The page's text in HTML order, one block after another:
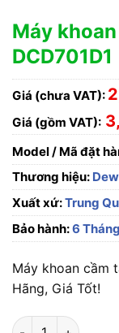
Máy
DCD701D1
Giá (chưa VAT):
Giá (gồm VAT):
Model / Mã đặt
Thương hiệu:
Xuất xứ:Trung
Bảo hành:6 Tháng
Máy khoan cầm
Hãng, Giá Tốt!
Máy khoan cầm